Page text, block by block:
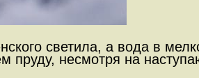
светила, а вода в
пруду, несмотря на